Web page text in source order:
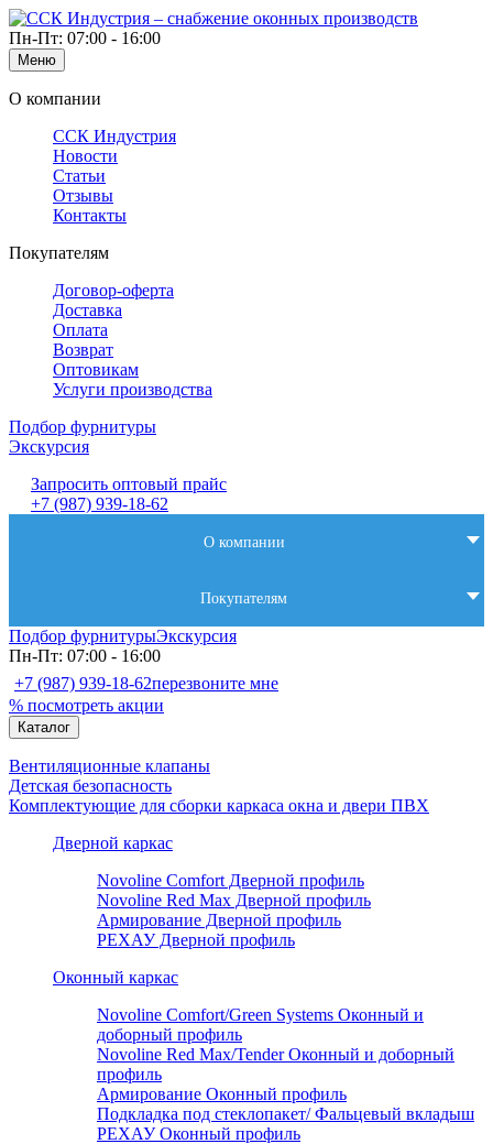
Пн-Пт: 07:00 - 16:00
Меню
О компании
ССК Индустрия
Новости
Статьи
Отзывы
Контакты
Покупателям
Договор-оферта
Доставка
Оплата
Возврат
Оптовикам
Услуги производства
Подбор фурнитуры
Экскурсия
Запросить оптовый прайс
+7 (987) 939-18-62
О компании
Покупателям
Подбор фурнитурыЭкскурсия
Пн-Пт: 07:00 - 16:00
+7 (987) 939-18-62перезвоните мне
% посмотреть акции
Каталог
Вентиляционные клапаны
Детская безопасность
Комплектующие для сборки каркаса окна и двери ПВХ
Дверной каркас
Novoline Comfort Дверной профиль
Novoline Red Мax Дверной профиль
Армирование Дверной профиль
РЕХАУ Дверной профиль
Оконный каркас
Novoline Comfort/Green Systems Оконный и
доборный профиль
Novoline Red Max/Tender Оконный и доборный
профиль
Армирование Оконный профиль
Подкладка под стеклопакет/ Фальцевый вкладыш
РЕХАУ Оконный профиль